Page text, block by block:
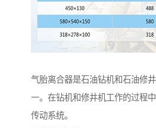
气胎离合器是石油钻机和石油修
一。在钻机和修井机工作的过程
传动系统。